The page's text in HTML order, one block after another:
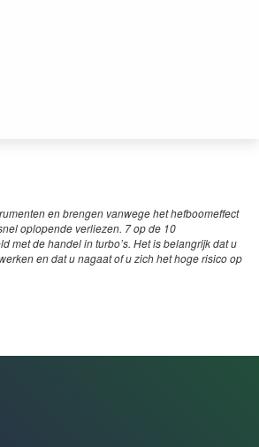
en brengen vanwege het hefboomeffect
oplopende verliezen. 7 op de 10
met de handel in turbo’s. Het is belangrijk dat u
en dat u nagaat of u zich het hoge risico op